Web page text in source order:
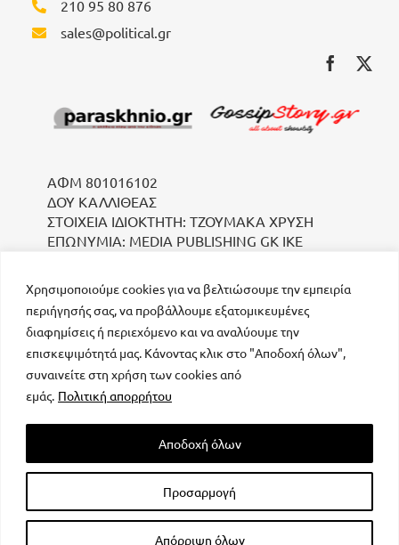
Χρησιμοποιούμε cookies για να βελτιώσουμε την εμπειρία
περιήγησής σας, να προβάλλουμε εξατομικευμένες
διαφημίσεις ή περιεχόμενο και να αναλύουμε την
επισκεψιμότητά μας. Κάνοντας κλικ στο "Αποδοχή όλων",
συναινείτε στη χρήση των cookies από
εμάς. Πολιτική απορρήτου
Προσαρμογή
Απόρριψη όλων
Αποδοχή όλων
210 95 80 876
sales@political.gr
ΑΦΜ 801016102
ΔΟΥ ΚΑΛΛΙΘΕΑΣ
ΣΤΟΙΧΕΙΑ ΙΔΙΟΚΤΗΤΗ: ΤΖΟΥΜΑΚΑ ΧΡΥΣΗ
ΕΠΩΝΥΜΙΑ: MEDIA PUBLISHING GK IKE
μοναδικός αριθμός Μ.Η.Τ. 232223
All rights reserved – Powered by